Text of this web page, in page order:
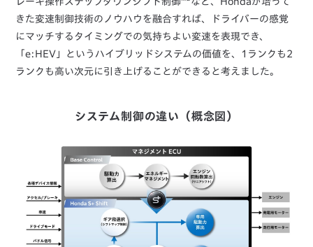
きた変速制御技術のノウハウを融合すれば、ドライバーの感覚
にマッチするタイミングでの気持ちよい変速を表現でき、
「e:HEV」というハイブリッドシステムの価値を、1ランクも2
ランクも高い次元に引き上げることができると考えました。
システム制御の違い（概念図）